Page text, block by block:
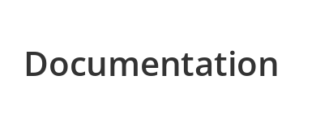
Documentation